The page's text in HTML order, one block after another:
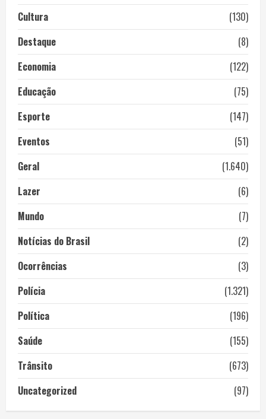
Cultura
(130)
Destaque
(8)
Economia
(122)
Educação
(75)
Esporte
(147)
Eventos
(51)
Geral
(1.640)
Lazer
(6)
Mundo
(7)
Notícias do Brasil
(2)
Ocorrências
(3)
Polícia
(1.321)
Política
(196)
Saúde
(155)
Trânsito
(673)
Uncategorized
(97)